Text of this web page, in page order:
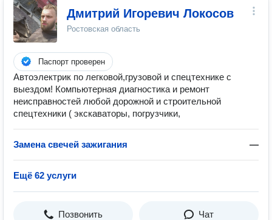
Дмитрий Игоревич Локосов
Ростовская область
Паспорт проверен
Автоэлектрик по легковой,грузовой и спецтехнике с
выездом! Компьютерная диагностика и ремонт
неисправностей любой дорожной и строительной
спецтехники ( экскаваторы, погрузчики,
Замена свечей зажигания —
Ещё 62 услуги
Позвонить Чат